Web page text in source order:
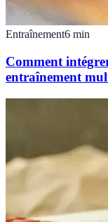
Entraînement6 min
Comment
entraînement